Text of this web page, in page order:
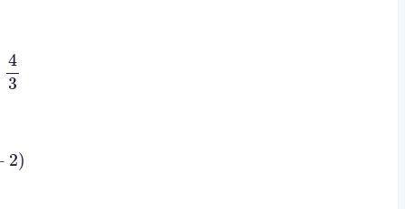
4
3
43
2)